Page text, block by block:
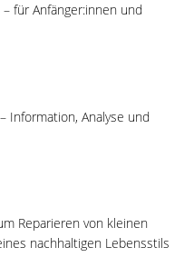
für Anfänger:innen und
Information, Analyse und
Reparieren von kleinen
nachhaltigen Lebensstils